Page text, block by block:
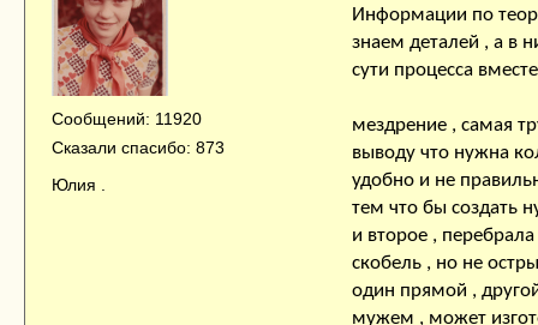
Сообщений: 11920
Сказали спасибо: 873
Юлия .
Информации по
знаем деталей , а в
сути процесса
мездрение , самая
выводу что нужна
удобно и не
тем что бы создать
и второе ,
скобель , но не
один прямой ,
мужем , может